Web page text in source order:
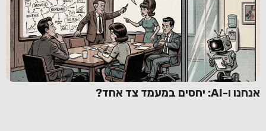
אנחנו ו-AI: יחסים במעמד צד אחד?